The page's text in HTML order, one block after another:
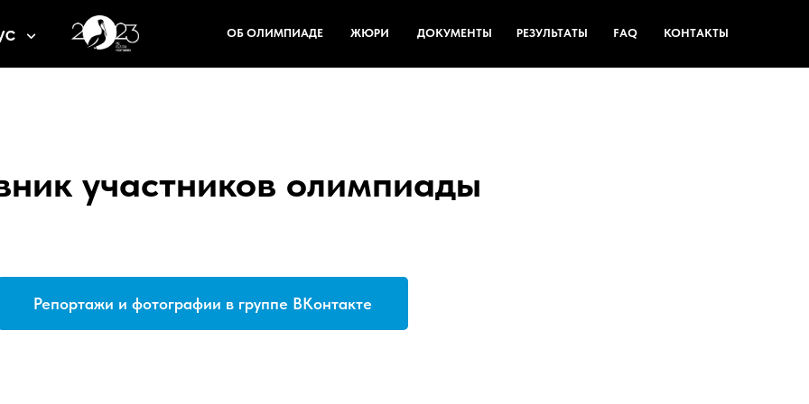
ОБ ОЛИМПИАДЕ ДОКУМЕНТЫ FAQ КОНТАКТЫ
РЕЗУЛЬТАТЫ
ЖЮРИ
участников олимпиады
Репортажи и фотографии в группе ВКонтакте